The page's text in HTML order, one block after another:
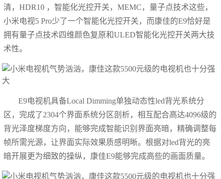
清，HDR10 ，智能化光控开关，MEMC，量子点技术这些，
小米电视5 Pro少了一个智能化光控开关，而康佳的E9恰好是
拥有量子点技术四维颜色复原和ULED智能化光控开关两大技
术性。
E9电视机具备Local Dimming单独动态性led背光系统分
区，完成了2304个界面系统分区剖析，相互配合高达4096级的
背光泽度梯度方向，能够完成智能识别界面亮暗，精确调整每
帧所需光源，让界面实际效果质感明晰。根据对led背光的亮
暗开展更为细致的操纵，康佳E9能够完成高些的画面质量。